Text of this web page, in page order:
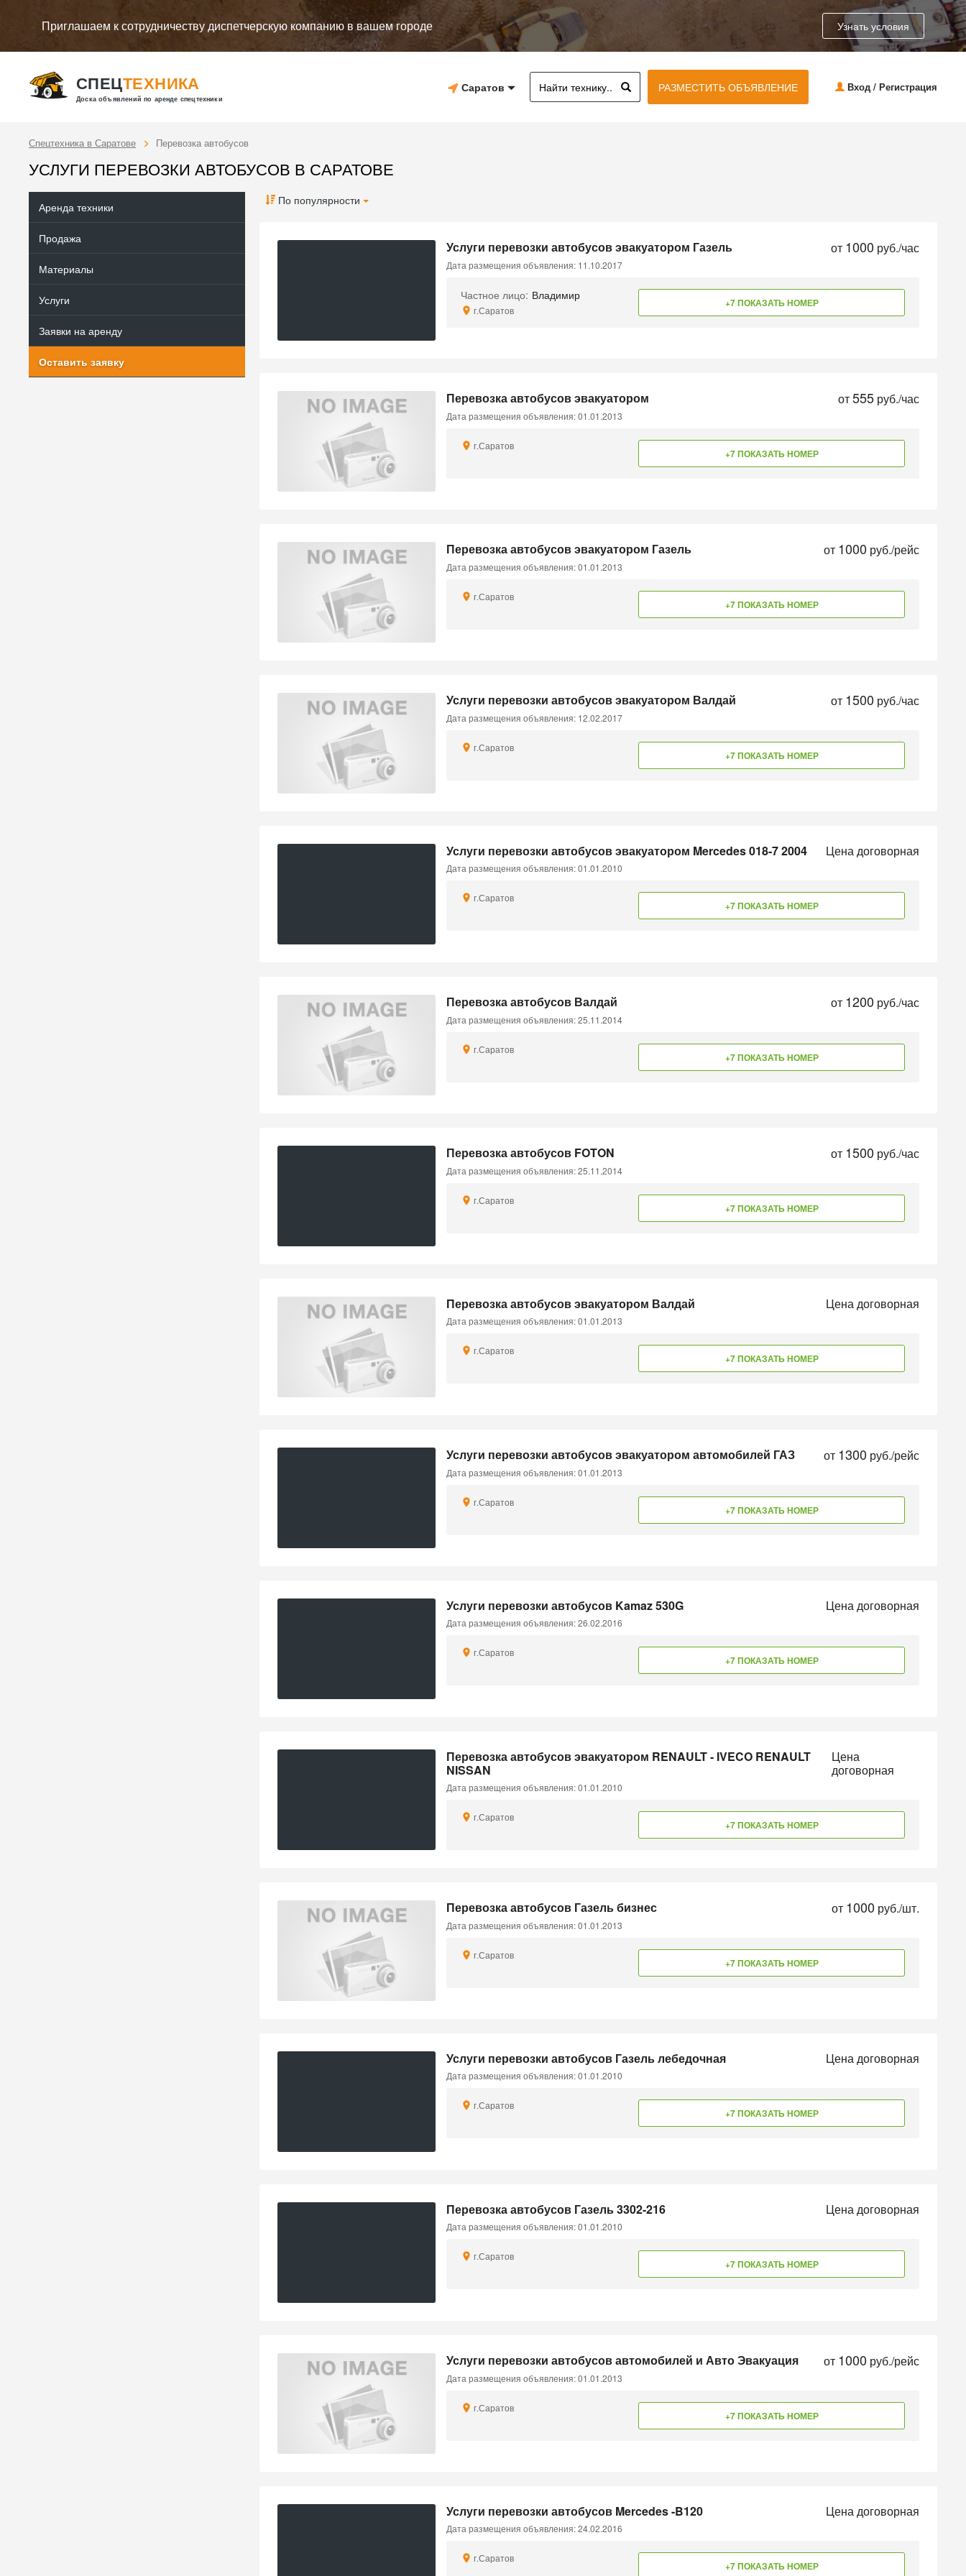
Приглашаем к сотрудничеству диспетчерскую компанию в вашем городе Узнать условия
СПЕЦТЕХНИКА
Доска объявлений по аренде спецтехники
Саратов РАЗМЕСТИТЬ ОБЪЯВЛЕНИЕ Вход / Регистрация
Спецтехника в Саратове Перевозка автобусов
УСЛУГИ ПЕРЕВОЗКИ АВТОБУСОВ В САРАТОВЕ
Аренда техники
Продажа
Материалы
Услуги
Заявки на аренду
Оставить заявку
По популярности
Услуги перевозки автобусов эвакуатором Газель от 1000 руб./час
Дата размещения объявления: 11.10.2017
Частное лицо: Владимир
г.Саратов
+7 ПОКАЗАТЬ НОМЕР
Перевозка автобусов эвакуатором от555 руб./час
Дата размещения объявления: 01.01.2013
г.Саратов
+7 ПОКАЗАТЬ НОМЕР
Перевозка автобусов эвакуатором Газель от 1000 руб./рейс
Дата размещения объявления: 01.01.2013
г.Саратов
+7 ПОКАЗАТЬ НОМЕР
Услуги перевозки автобусов эвакуатором Валдай от 1500 руб./час
Дата размещения объявления: 12.02.2017
г.Саратов
+7 ПОКАЗАТЬ НОМЕР
Услуги перевозки автобусов эвакуатором Mercedes 018-7 2004 Цена договорная
Дата размещения объявления: 01.01.2010
г.Саратов
+7 ПОКАЗАТЬ НОМЕР
Перевозка автобусов Валдай от 1200 руб./час
Дата размещения объявления: 25.11.2014
г.Саратов
+7 ПОКАЗАТЬ НОМЕР
Перевозка автобусов FOTON от 1500 руб./час
Дата размещения объявления: 25.11.2014
г.Саратов
+7 ПОКАЗАТЬ НОМЕР
Перевозка автобусов эвакуатором Валдай Цена договорная
Дата размещения объявления: 01.01.2013
г.Саратов
+7 ПОКАЗАТЬ НОМЕР
Услуги перевозки автобусов эвакуатором автомобилей ГАЗ от 1300 руб./рейс
Дата размещения объявления: 01.01.2013
г.Саратов
+7 ПОКАЗАТЬ НОМЕР
Услуги перевозки автобусов Kamaz 530G Цена договорная
Дата размещения объявления: 26.02.2016
г.Саратов
+7 ПОКАЗАТЬ НОМЕР
Перевозка автобусов эвакуатором RENAULT - IVECO RENAULT
NISSAN
Цена
договорная
Дата размещения объявления: 01.01.2010
г.Саратов
+7 ПОКАЗАТЬ НОМЕР
Перевозка автобусов Газель бизнес от 1000 руб./шт.
Дата размещения объявления: 01.01.2013
г.Саратов
+7 ПОКАЗАТЬ НОМЕР
Услуги перевозки автобусов Газель лебедочная Цена договорная
Дата размещения объявления: 01.01.2010
г.Саратов
+7 ПОКАЗАТЬ НОМЕР
Перевозка автобусов Газель 3302-216 Цена договорная
Дата размещения объявления: 01.01.2010
г.Саратов
+7 ПОКАЗАТЬ НОМЕР
Услуги перевозки автобусов автомобилей и Авто Эвакуация от 1000 руб./рейс
Дата размещения объявления: 01.01.2013
г.Саратов
+7 ПОКАЗАТЬ НОМЕР
Услуги перевозки автобусов Mercedes -B120 Цена договорная
Дата размещения объявления: 24.02.2016
г.Саратов
+7 ПОКАЗАТЬ НОМЕР